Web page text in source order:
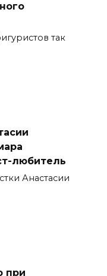
так
любитель
Анастасии
при